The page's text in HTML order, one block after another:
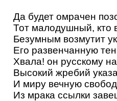
Да будет омрачен
Тот малодушный, кто
Безумным возмутит
Его развенчанную
Хвала! он русскому
Высокий жребий
И миру вечную
Из мрака ссылки